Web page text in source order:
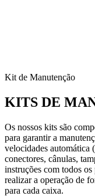
Kit de Manutenção
KITS DE
Os nossos kits são
para garantir a
velocidades automática
conectores, cânulas,
instruções com todos
realizar a operação de
para cada caixa.